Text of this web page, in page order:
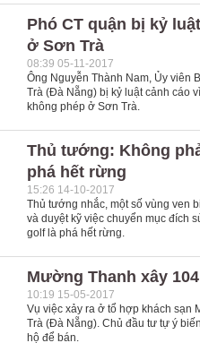
Phó CT quận bị kỷ
ở Sơn Trà
08:39 05-11-2017
Ông Nguyễn Thành Nam, Ủy viên
Trà (Đà Nẵng) bị kỷ luật cảnh cáo
không phép ở Sơn Trà.
Thủ tướng: Không
phá hết rừng
15:26 14-10-2017
Thủ tướng nhắc, một số vùng ven
và duyệt kỹ việc chuyển mục đích
golf là phá hết rừng.
Mường Thanh xây
10:19 15-05-2017
Vụ việc xảy ra ở tổ hợp khách sạn
Trà (Đà Nẵng). Chủ đầu tư tự ý
hộ để bán.